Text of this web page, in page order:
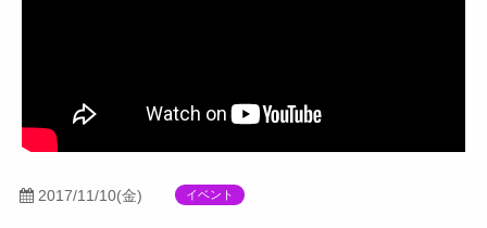
2017/11/10(金) イベント